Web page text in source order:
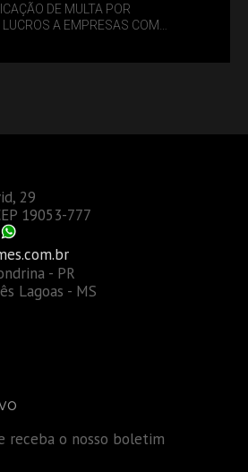
DE MULTA POR
LUCROS A EMPRESAS COM
29
19053-777
- PR
Lagoas - MS
receba o nosso boletim